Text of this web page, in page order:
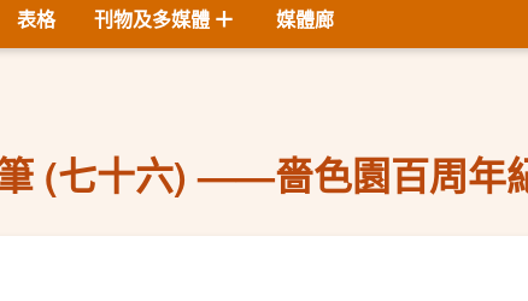
表格 刊物及多媒體 媒體廊
(七十六) ——嗇色園百周年